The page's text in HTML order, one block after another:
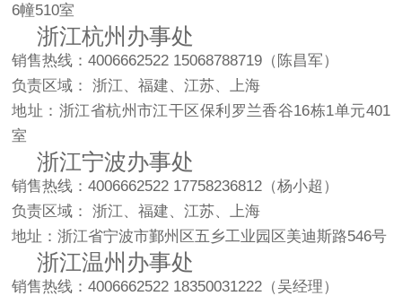
6幢510室
浙江杭州办事处
销售热线：4006662522 15068788719（陈昌军）
负责区域： 浙江、福建、江苏、上海
地址：浙江省杭州市江干区保利罗兰香谷16栋1单元401
室
浙江宁波办事处
销售热线：4006662522 17758236812（杨小超）
负责区域： 浙江、福建、江苏、上海
地址：浙江省宁波市鄞州区五乡工业园区美迪斯路546号
浙江温州办事处
销售热线：4006662522 18350031222（吴经理）